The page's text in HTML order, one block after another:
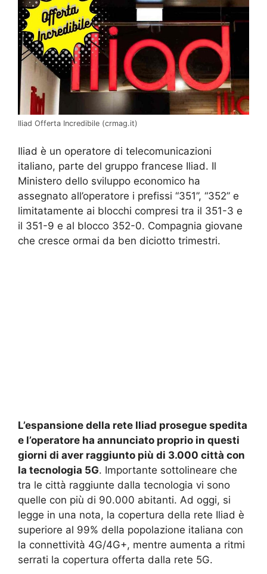
Iliad Offerta Incredibile (crmag.it)
Iliad è un operatore di telecomunicazioni
italiano, parte del gruppo francese Iliad. Il
Ministero dello sviluppo economico ha
assegnato all’operatore i prefissi “351”, “352” e
limitatamente ai blocchi compresi tra il 351-3 e
il 351-9 e al blocco 352-0. Compagnia giovane
che cresce ormai da ben diciotto trimestri.
L’espansione della rete Iliad prosegue spedita
e l’operatore ha annunciato proprio in questi
giorni di aver raggiunto più di 3.000 città con
la tecnologia 5G. Importante sottolineare che
tra le città raggiunte dalla tecnologia vi sono
quelle con più di 90.000 abitanti. Ad oggi, si
legge in una nota, la copertura della rete Iliad è
superiore al 99% della popolazione italiana con
la connettività 4G/4G+, mentre aumenta a ritmi
serrati la copertura offerta dalla rete 5G.